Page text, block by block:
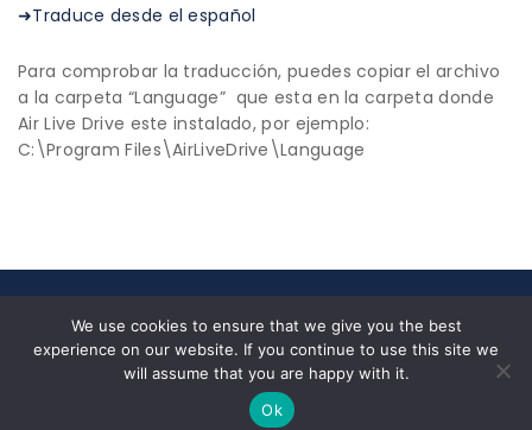
➜Traduce desde el español
Para comprobar la traducción, puedes copiar el archivo
a la carpeta “Language” que esta en la carpeta donde
Air Live Drive este instalado, por ejemplo:
C:\Program Files\AirLiveDrive\Language
© 2026 All Rights Reserved|Privacy Policy |End User
License Agreement
Nosotros✉ contact@airlivedrive.com |
Facebook/airlivedrive.software
We use cookies to ensure that we give you the best
experience on our website. If you continue to use this site we
will assume that you are happy with it.
Ok